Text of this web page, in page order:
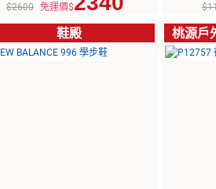
$2600 免運價$
鞋殿 桃源戶